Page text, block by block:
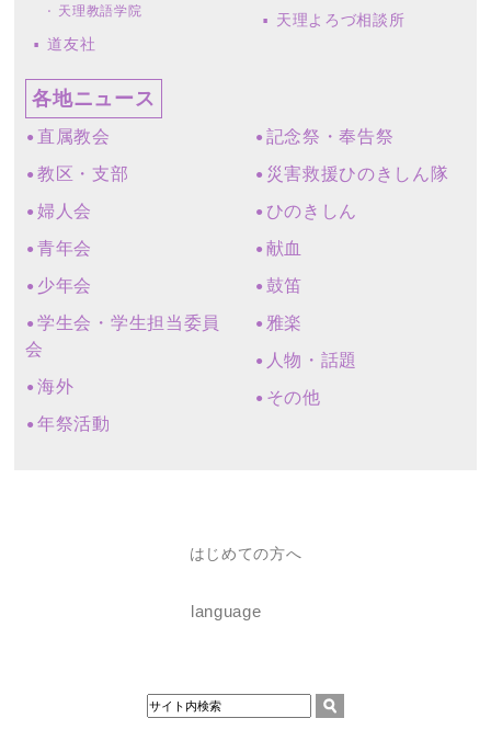
天理教語学院
道友社
天理よろづ相談所
各地ニュース
直属教会
教区・支部
婦人会
青年会
少年会
学生会・学生担当委員
会
海外
年祭活動
記念祭・奉告祭
災害救援ひのきしん隊
ひのきしん
献血
鼓笛
雅楽
人物・話題
その他
はじめての方へ
language